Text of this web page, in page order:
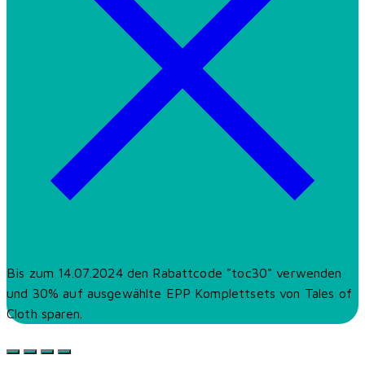
Bis zum 14.07.2024 den Rabattcode "toc30" verwenden
und 30% auf ausgewählte EPP Komplettsets von Tales of
Cloth sparen.